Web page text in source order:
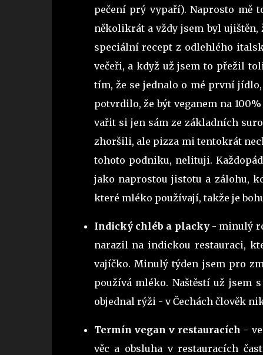
pečení prý vypaří). Naprosto mě
několikrát a vždy jsem byl ujištěn,
speciální recept z odlehlého
večeři, a když už jsem to přežil
tím, že se jednalo o mé první jídlo,
potvrdilo, že být veganem na
vařit si jen sám ze základních
zhoršili, ale pizza mi tentokrát
tohoto podniku, nelituji.
jako naprostou jistotu a zálohu,
které mléko používají, takže je
Indický chléb a placky- minulý
narazil na indickou restauraci,
vajíčko. Minulý týden jsem pro
používá mléko. Naštěstí už jsem
objednal rýži - v Čechách člověk
Termín vegan v restauracích -
věc a obsluha v restauracích